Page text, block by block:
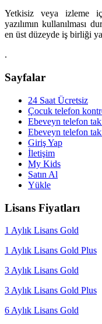
Yetkisiz veya izleme
yazılımın kullanılması
en üst düzeyde iş birliği
.
Sayfalar
24 Saat Ücretsiz
Çocuk telefon
Ebeveyn telefon
Ebeveyn telefon
Giriş Yap
İletişim
My Kids
Satın Al
Yükle
Lisans Fiyatları
1 Aylık Lisans Gold
1 Aylık Lisans Gold Plus
3 Aylık Lisans Gold
3 Aylık Lisans Gold Plus
6 Aylık Lisans Gold